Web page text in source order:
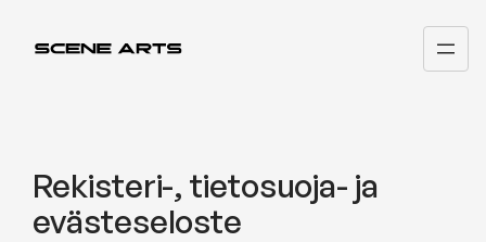
sisältöön
Rekisteri-, tietosuoja- ja
evästeseloste